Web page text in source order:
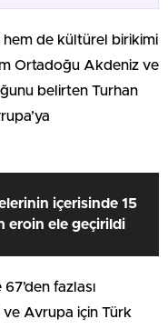
hem de kültürel birikimi
Ortadoğu Akdeniz ve
belirten Turhan
içerisinde 15
eroin ele geçirildi
fazlası
ve Avrupa için Türk